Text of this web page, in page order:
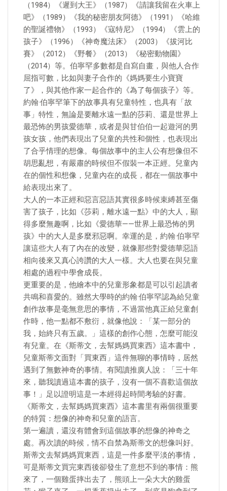
（1984）《遲到大王》（1987）《請讓我留在火車上
吧》（1989）《我的秘密朋友阿德》（1991）《哈維
的聖誕禮物》（1993）《寇特尼》（1994）《雲上的
孩子》（1996）《神奇魔法床》（2003）《拔河比
賽》（2012）《野餐》（2013）《秘密動物園》
（2014）等。伯寧罕多數都是自寫自畫，與他人合作
屈指可數，比如與妻子合作的《媽媽要生小寶寶
了》，與其他作家一起合作的《為了每個孩子》等。
約翰·伯寧罕筆下的故事具有兒童特性，也具有「故
事」特性，無論是要離水遠一點的莎莉、還是世界上
最恐怖的男孩愛德華，或者是與甘伯伯一起遊河的男
孩女孩，他們表現出了兒童的共性和個性，也表現出
了合乎情理的想像。每個故事中的主人公有想像但不
胡思亂想，有嚴肅的時候但不假裝一本正經。兒童內
在的個性和想像，兒童內在的成長，都在一個故事中
給表現出來了。
大人的一本正經和惡言惡語其實很多時候束縛甚至傷
害了孩子，比如《莎莉，離水遠一點》中的大人，顯
得多麼無趣啊，比如《愛德華——世界上最恐怖的男
孩》中的大人是多麼邪惡啊。幸運的是，約翰·伯寧罕
讓這些大人有了內在的改變，就像那些對愛德華惡語
相向後來又真心誇讚的大人一樣。大人也要在與兒童
相處的過程中學會成長。
更重要的是，他繪本中的兒童形象都是可以引起讀者
共鳴和喜愛的。雖然大學時的約翰·伯寧罕認為給兒童
創作故事是毫無意思的事情，不過當他真正給兒童創
作時，他一點都不敷衍，就像他說：「某一部分的
我，始終只有五歲。」這樣的創作心態，怎麼可能沒
有兒童。在《斯蒂文，去幫媽媽買東西》這本書中，
兒童斯蒂文面對「買東西」這件無聊的事情時，居然
遇到了無數神奇的事情。有閱讀推廣人說：「三十年
來，聽我讀過這本書的孩子，沒有一個不喜歡這個故
事！」足以證明這是一本經得起時間考驗的好書。
《斯蒂文，去幫媽媽買東西》這本書里有兩個很重要
的特質：想像的神奇和兒童的語言。
第一遍讀，還沒有體會到這個故事的想像的神奇之
處。再次讀的時候，情不自禁為斯蒂文的想像叫好。
斯蒂文去幫媽媽買東西，這是一件多麼平淡的事情，
可是斯蒂文買完東西後卻發生了意想不到的事情：熊
來了，一個雞蛋摔出去了，熊頭上一朵大大的雞蛋